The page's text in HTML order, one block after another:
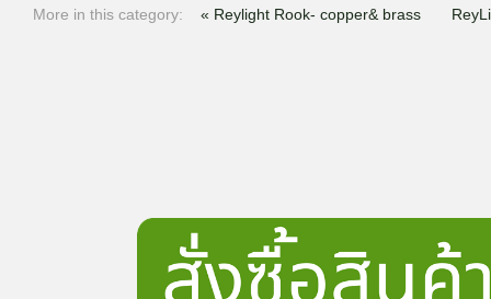
More in this category: « Reylight Rook- copper& brass